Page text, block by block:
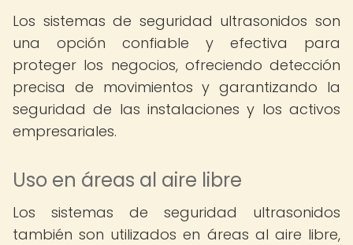
Los sistemas de seguridad ultrasonidos son
una opción confiable y efectiva para
proteger los negocios, ofreciendo detección
precisa de movimientos y garantizando la
seguridad de las instalaciones y los activos
empresariales.
Uso en áreas al aire libre
Los sistemas de seguridad ultrasonidos
también son utilizados en áreas al aire libre,